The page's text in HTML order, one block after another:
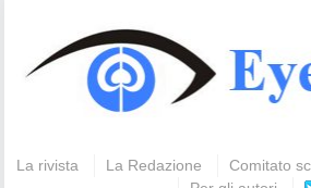
La rivista La Redazione Comitato